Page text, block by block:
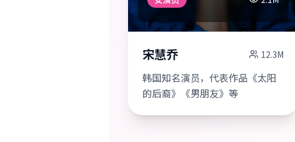
宋慧乔 12.3M
韩国知名演员，代表作品《太阳
的后裔》《男朋友》等